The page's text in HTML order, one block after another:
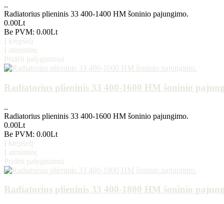
..
Radiatorius plieninis 33 400-1400 HM šoninio pajungimo.
0.00Lt
Be PVM: 0.00Lt
Į krepšelį
Į atmintinę
Pridėti palyginimui
Radiatorius plieninis 33 400-1600 HM šoninio
..
Radiatorius plieninis 33 400-1600 HM šoninio pajungimo.
0.00Lt
Be PVM: 0.00Lt
Į krepšelį
Į atmintinę
Pridėti palyginimui
Radiatorius plieninis 33 400-1800 HM šoninio